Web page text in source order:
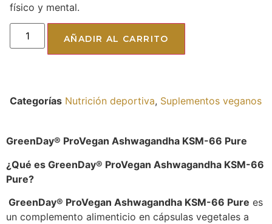
físico y mental.
AÑADIR AL CARRITO
Categorías Nutrición deportiva, Suplementos veganos
GreenDay® ProVegan Ashwagandha KSM-66 Pure
¿Qué es GreenDay® ProVegan Ashwagandha KSM-66
Pure?
GreenDay® ProVegan Ashwagandha KSM-66 Pure es
un complemento alimenticio en cápsulas vegetales a